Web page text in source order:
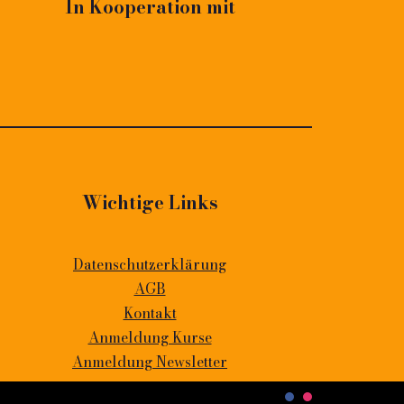
In Kooperation mit
Wichtige Links
Datenschutzerklärung
AGB
Kontakt
Anmeldung Kurse
Anmeldung Newsletter